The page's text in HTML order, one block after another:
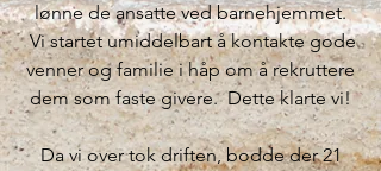
lønne de ansatte ved barnehjemmet.
Vi startet umiddelbart å kontakte gode
venner og familie i håp om å rekruttere
dem som faste givere. Dette klarte vi!
Da vi over tok driften, bodde der 21